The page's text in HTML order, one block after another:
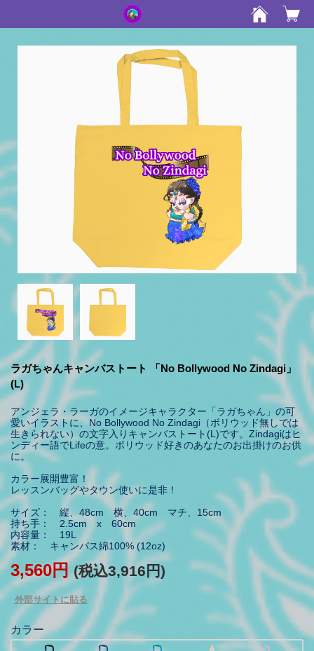
ラガちゃんキャンバストート 「No Bollywood No Zindagi」
(L)
アンジェラ・ラーガのイメージキャラクター「ラガちゃん」の可
愛いイラストに、No Bollywood No Zindagi（ボリウッド無しでは
生きられない）の文字入りキャンバストート(L)です。Zindagiはヒ
ンディー語でLifeの意。ボリウッド好きのあなたのお出掛けのお供
に。
カラー展開豊富！
レッスンバッグやタウン使いに是非！
サイズ： 縦、48cm 横、40cm マチ、15cm
持ち手： 2.5cm x 60cm
内容量： 19L
素材： キャンバス綿100% (12oz)
3,560円(税込3,916円)
外部サイトに貼る
カラー